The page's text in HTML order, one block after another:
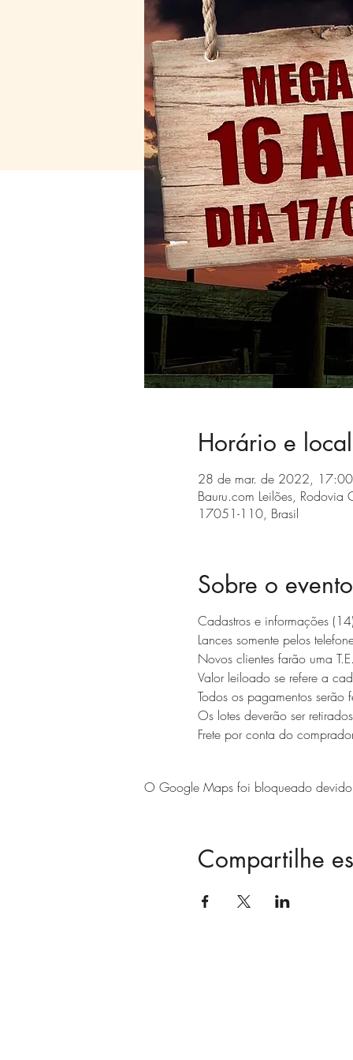
Horário e local
28 de mar. de 2022, 17:00
Bauru.com Leilões, Rodovia
17051-110, Brasil
Sobre o evento
Cadastros e informações
Lances somente pelos
Novos clientes farão uma
Valor leiloado se refere a
Todos os pagamentos
Os lotes deverão ser
Frete por conta do
O Google Maps foi bloqueado devido
Compartilhe